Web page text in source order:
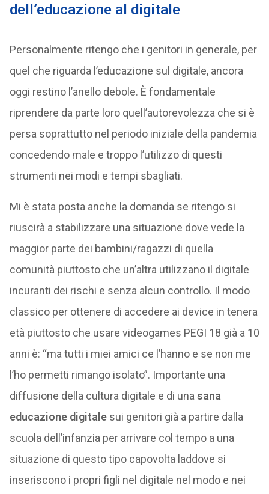
dell’educazione al digitale
Personalmente ritengo che i genitori in generale, per
quel che riguarda l’educazione sul digitale, ancora
oggi restino l’anello debole. È fondamentale
riprendere da parte loro quell’autorevolezza che si è
persa soprattutto nel periodo iniziale della pandemia
concedendo male e troppo l’utilizzo di questi
strumenti nei modi e tempi sbagliati.
Mi è stata posta anche la domanda se ritengo si
riuscirà a stabilizzare una situazione dove vede la
maggior parte dei bambini/ragazzi di quella
comunità piuttosto che un’altra utilizzano il digitale
incuranti dei rischi e senza alcun controllo. Il modo
classico per ottenere di accedere ai device in tenera
età piuttosto che usare videogames PEGI 18 già a 10
anni è: “ma tutti i miei amici ce l’hanno e se non me
l’ho permetti rimango isolato”. Importante una
diffusione della cultura digitale e di una sana
educazione digitalesui genitori già a partire dalla
scuola dell’infanzia per arrivare col tempo a una
situazione di questo tipo capovolta laddove si
inseriscono i propri figli nel digitale nel modo e nei